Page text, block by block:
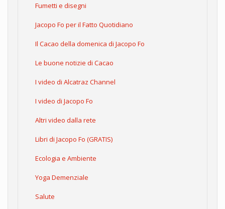
Fumetti e disegni
Jacopo Fo per il Fatto Quotidiano
Il Cacao della domenica di Jacopo Fo
Le buone notizie di Cacao
I video di Alcatraz Channel
I video di Jacopo Fo
Altri video dalla rete
Libri di Jacopo Fo (GRATIS)
Ecologia e Ambiente
Yoga Demenziale
Salute